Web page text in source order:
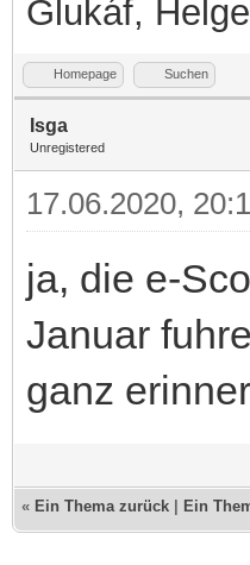
Glukáf, Helge
Homepage Suchen
Isga
Unregistered
17.06.2020,
ja, die e-
Januar
ganz
« Ein Thema zurück Ein